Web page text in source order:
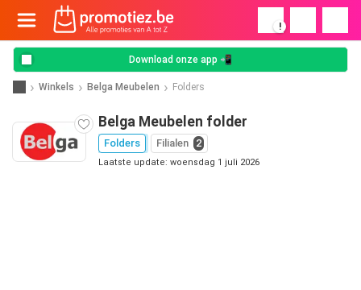
!
Download onze app 📲
Winkels Belga Meubelen Folders
Belga Meubelen folder
Folders Filialen 2
Laatste update: woensdag 1 juli 2026